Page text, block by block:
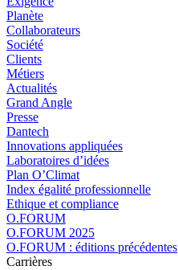
Planète
Collaborateurs
Société
Clients
Métiers
Actualités
Grand Angle
Presse
Dantech
Innovations appliquées
Laboratoires d’idées
Plan O’Climat
Index égalité professionnelle
Ethique et compliance
O.FORUM
O.FORUM 2025
O.FORUM : éditions précédentes
Carrières